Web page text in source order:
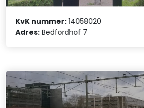
KvK nummer: 14058020
Adres: Bedfordhof 7